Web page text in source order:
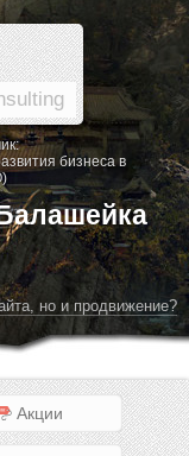
бизнеса в
но и продвижение?
Акции